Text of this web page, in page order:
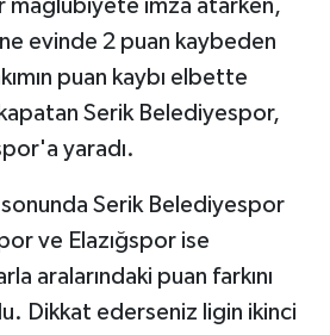
mağlubiyete imza atarken,
evinde 2 puan kaybeden
puan kaybı elbette
Serik Belediyespor,
yaradı.
Serik Belediyespor
ve Elazığspor ise
aralarındaki puan farkını
Dikkat ederseniz ligin ikinci